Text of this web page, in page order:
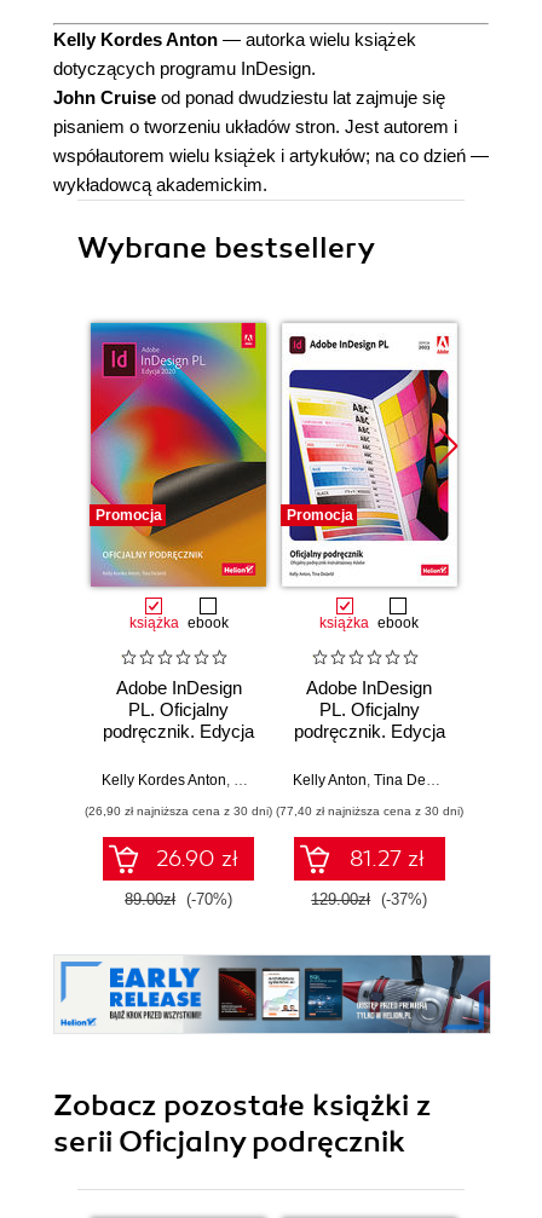
Kelly Kordes Anton — autorka wielu książek
dotyczących programu InDesign.
John Cruise od ponad dwudziestu lat zajmuje się
pisaniem o tworzeniu układów stron. Jest autorem i
współautorem wielu książek i artykułów; na co dzień —
wykładowcą akademickim.
Wybrane bestsellery
Promocja
książka ebook
Adobe InDesign
PL. Oficjalny
podręcznik. Edycja
Kelly Kordes Anton Tina DeJarld
(26,90 zł najniższa cena z 30 dni)
26.90 zł
89.00zł (-70%)
Promocja
książka ebook
Adobe InDesign
PL. Oficjalny
podręcznik. Edycja
Kelly Anton Tina DeJarld
(77,40 zł najniższa cena z 30 dni)
81.27 zł
129.00zł (-37%)
Zobacz pozostałe książki z
serii Oficjalny podręcznik